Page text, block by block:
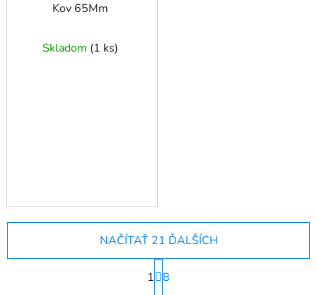
Kov 65Mm
Skladom (1 ks)
NAČÍTAŤ 21 ĎALŠÍCH
S
t
1 8